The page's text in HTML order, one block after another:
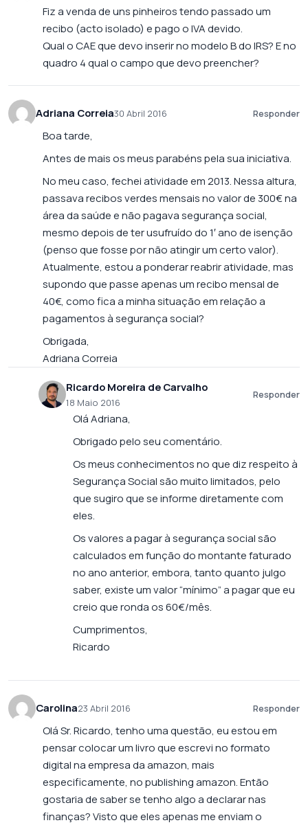
Fiz a venda de uns pinheiros tendo passado um
recibo (acto isolado) e pago o IVA devido.
Qual o CAE que devo inserir no modelo B do IRS? E no
quadro 4 qual o campo que devo preencher?
Adriana Correia30 Abril 2016 Responder
Boa tarde,
Antes de mais os meus parabéns pela sua iniciativa.
No meu caso, fechei atividade em 2013. Nessa altura,
passava recibos verdes mensais no valor de 300€ na
área da saúde e não pagava segurança social,
mesmo depois de ter usufruído do 1′ ano de isenção
(penso que fosse por não atingir um certo valor).
Atualmente, estou a ponderar reabrir atividade, mas
supondo que passe apenas um recibo mensal de
40€, como fica a minha situação em relação a
pagamentos à segurança social?
Obrigada,
Adriana Correia
Ricardo Moreira de Carvalho
18 Maio 2016
Responder
Olá Adriana,
Obrigado pelo seu comentário.
Os meus conhecimentos no que diz respeito à
Segurança Social são muito limitados, pelo
que sugiro que se informe diretamente com
eles.
Os valores a pagar à segurança social são
calculados em função do montante faturado
no ano anterior, embora, tanto quanto julgo
saber, existe um valor “mínimo” a pagar que eu
creio que ronda os 60€/mês.
Cumprimentos,
Ricardo
Carolina23 Abril 2016 Responder
Olá Sr. Ricardo, tenho uma questão, eu estou em
pensar colocar um livro que escrevi no formato
digital na empresa da amazon, mais
especificamente, no publishing amazon. Então
gostaria de saber se tenho algo a declarar nas
finanças? Visto que eles apenas me enviam o